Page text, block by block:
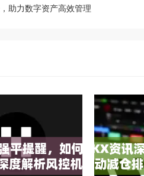
助力数字资产高效管理